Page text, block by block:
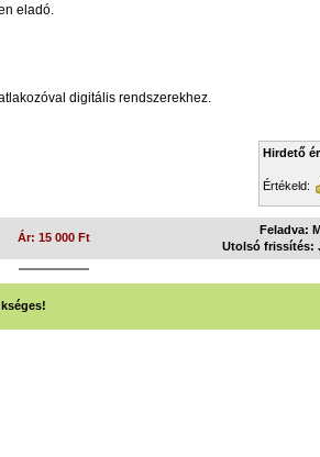
eladó.
digitális rendszerekhez.
Hirdető
Értékeld:
Ár: 15 000 Ft
Feladva:
Utolsó frissítés: